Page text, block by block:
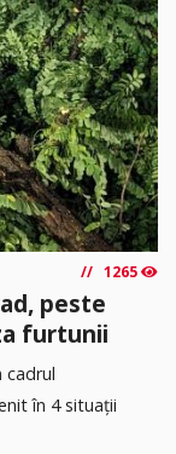
1265
peste
furtunii
cadrul
în 4 situații